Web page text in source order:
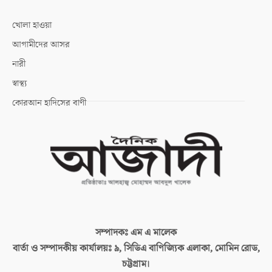
খোলা হাওয়া
আগামীদের আসর
নারী
স্বাস্থ্য
কোরআন হাদিসের বাণী
সম্পাদকঃএম এ মালেক
বার্তা ও সম্পাদকীয় কার্যালয়ঃ৯, সিডিএ বাণিজ্যিক এলাকা, মোমিন রোড,
চট্টগ্রাম।